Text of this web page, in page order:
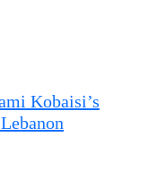
Kobaisi’s